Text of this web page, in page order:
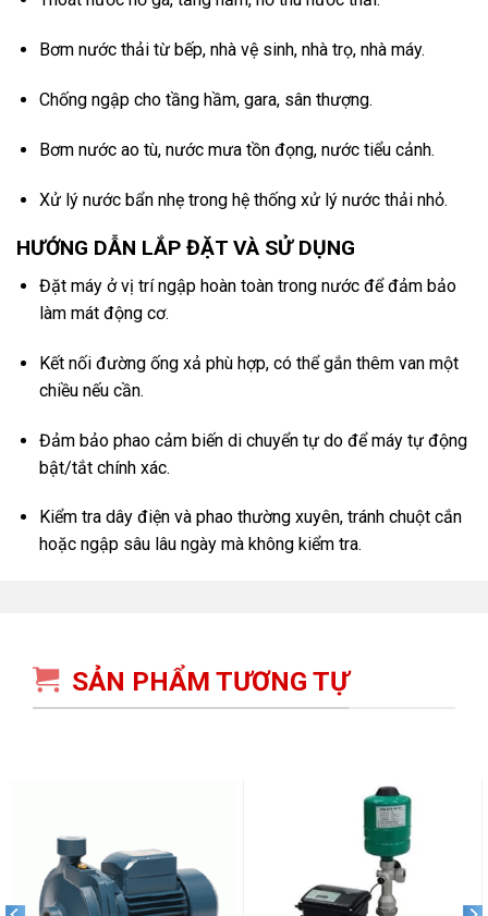
Bơm nước thải từ bếp, nhà vệ sinh, nhà trọ, nhà máy.
Chống ngập cho tầng hầm, gara, sân thượng.
Bơm nước ao tù, nước mưa tồn đọng, nước tiểu cảnh.
Xử lý nước bẩn nhẹ trong hệ thống xử lý nước thải nhỏ.
HƯỚNG DẪN LẮP ĐẶT VÀ SỬ DỤNG
Đặt máy ở vị trí ngập hoàn toàn trong nước để đảm bảo
làm mát động cơ.
Kết nối đường ống xả phù hợp, có thể gắn thêm van một
chiều nếu cần.
Đảm bảo phao cảm biến di chuyển tự do để máy tự động
bật/tắt chính xác.
Kiểm tra dây điện và phao thường xuyên, tránh chuột cắn
hoặc ngập sâu lâu ngày mà không kiểm tra.
SẢN PHẨM TƯƠNG TỰ